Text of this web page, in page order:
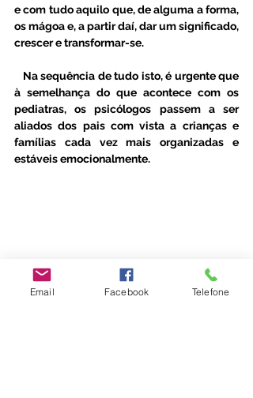
e com tudo aquilo que, de alguma a forma,
os mágoa e, a partir daí, dar um significado,
crescer e transformar-se.
à semelhança do que acontece com os
pediatras, os psicólogos passem a ser
aliados dos pais com vista a crianças e
famílias cada vez mais organizadas e
estáveis emocionalmente.
Email Facebook Telefone